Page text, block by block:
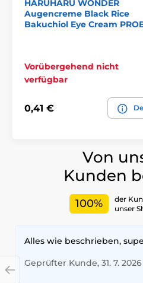
HARUHARU WONDER
Augencreme Black Rice
Bakuchiol Eye Cream
Vorübergehend nicht
verfügbar
0,41 €
Von
Kunden
100%
der
unser
Alles wie beschrieben,
Geprüfter Kunde, 31. 7. 2026